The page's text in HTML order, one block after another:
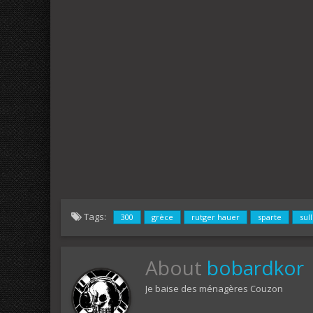
Tags: 300 grèce rutger hauer sparte
About bobardkor
Je baise des ménagères Couzon